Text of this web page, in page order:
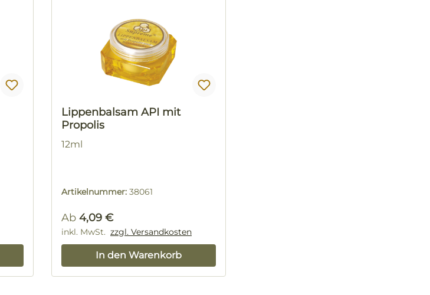
Lippenbalsam API mit
Propolis
12ml
Artikelnummer: 38061
Regulärer Preis:
Ab 4,09 €
inkl. MwSt. zzgl. Versandkosten
In den Warenkorb